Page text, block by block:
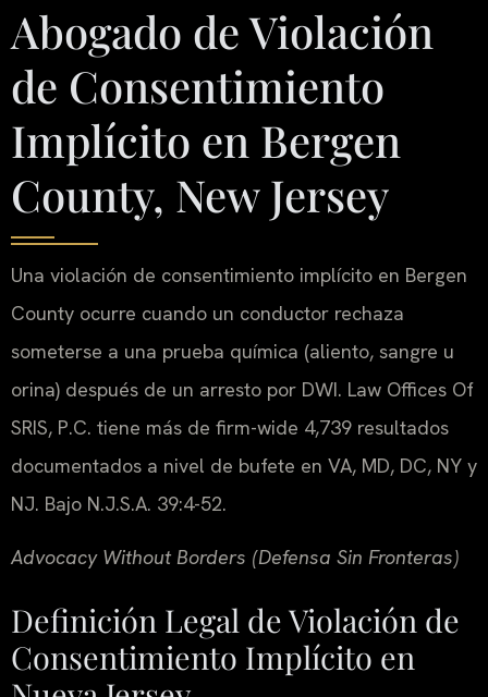
Abogado de Violación
de Consentimiento
Implícito en Bergen
County, New Jersey
Una violación de consentimiento implícito en Bergen
County ocurre cuando un conductor rechaza
someterse a una prueba química (aliento, sangre u
orina) después de un arresto por DWI. Law Offices Of
SRIS, P.C. tiene más de firm-wide 4,739 resultados
documentados a nivel de bufete en VA, MD, DC, NY y
NJ. Bajo N.J.S.A. 39:4-52.
Advocacy Without Borders (Defensa Sin Fronteras)
Definición Legal de Violación de
Consentimiento Implícito en